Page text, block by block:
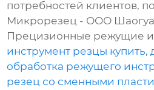
потребностей клиентов,
Микрорезец - ООО
Прецизионные режущие
инструмент резцы купить,
обработка режущего
резец со сменными